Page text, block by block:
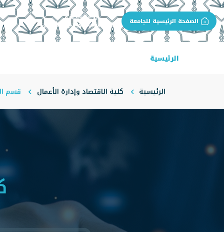
الصفحة الرئيسية للجامعة بوابة الجهة
كلية الاقتصاد وإدارة الأعمال
الرئيسية
الرئيسية كلية الاقتصاد وإدارة الأعمال قسم